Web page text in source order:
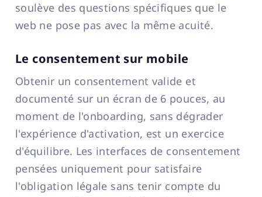
soulève des questions spécifiques que le
web ne pose pas avec la même acuité.
Le consentement sur mobile
Obtenir un consentement valide et
documenté sur un écran de 6 pouces, au
moment de l'onboarding, sans dégrader
l'expérience d'activation, est un exercice
d'équilibre. Les interfaces de consentement
pensées uniquement pour satisfaire
l'obligation légale sans tenir compte du